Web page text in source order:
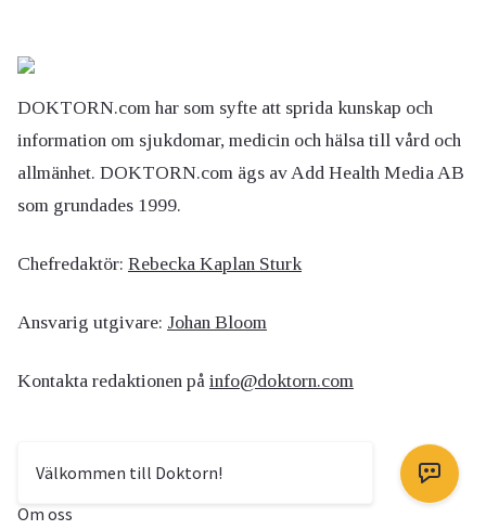
Välkommen till Doktorn!
DOKTORN.com har som syfte att sprida kunskap och
information om sjukdomar, medicin och hälsa till vård och
allmänhet. DOKTORN.com ägs av Add Health Media AB
som grundades 1999.
Chefredaktör: Rebecka Kaplan Sturk
Ansvarig utgivare: Johan Bloom
Kontakta redaktionen på info@doktorn.com
Om DOKTORN
Om oss